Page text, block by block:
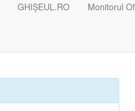
GHIȘEUL.RO Monitorul